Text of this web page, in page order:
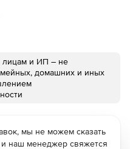
лицам и ИП – не
домашних и иных
мы не можем сказать
и наш менеджер свяжется